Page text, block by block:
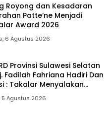
Royong dan Kesadaran
Patte’ne Menjadi
Award 2026
6 Agustus 2026
Provinsi Sulawesi Selatan
Fadilah Fahriana Hadiri Dan
: Takalar Menyalakan
Melalui Malam
Inovasi Award 2026
5 Agustus 2026